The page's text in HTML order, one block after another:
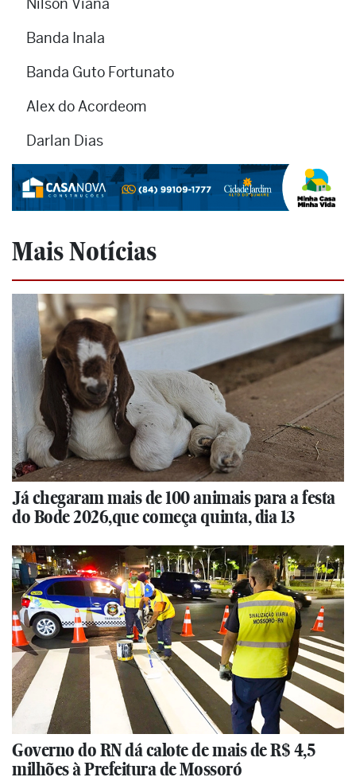
Banda Inala
Banda Guto Fortunato
Alex do Acordeom
Darlan Dias
Mais Notícias
Já chegaram mais de 100 animais para a festa
do Bode 2026,que começa quinta, dia 13
Governo do RN dá calote de mais de R$ 4,5
milhões à Prefeitura de Mossoró